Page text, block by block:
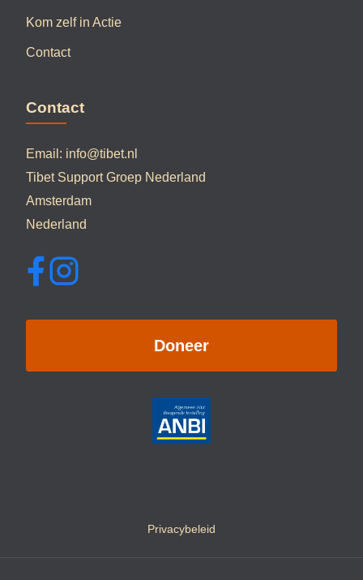
Kom zelf in Actie
Contact
Contact
Email: info@tibet.nl
Tibet Support Groep Nederland
Amsterdam
Nederland
Doneer
Privacybeleid